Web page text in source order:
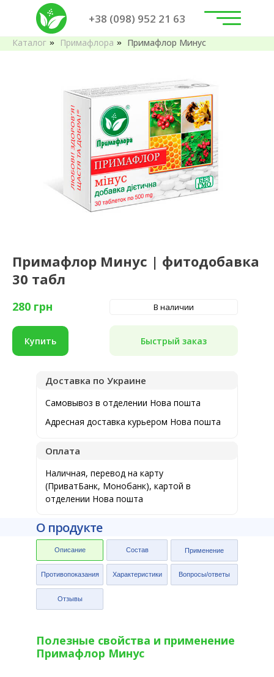
+38 (098) 952 21 63
Каталог » Примафлора » Примафлор Минус
Примафлор Минус | фитодобавка
30 табл
280 грн
Купить
Доставка по Украине
Самовывоз в отделении Нова пошта
Адресная доставка курьером Нова пошта
Оплата
Наличная, перевод на карту
(ПриватБанк, Монобанк), картой в
отделении Нова пошта
В наличии
Быстрый заказ
Описание Состав
О продукте
Применение
Противопоказания Характеристики Вопросы/ответы
Отзывы
Полезные свойства и применение
Примафлор Минус